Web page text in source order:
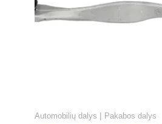
Automobilių dalys | Pakabos dalys